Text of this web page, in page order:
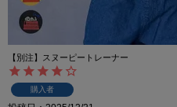
【別注】スヌーピートレーナー
購入者